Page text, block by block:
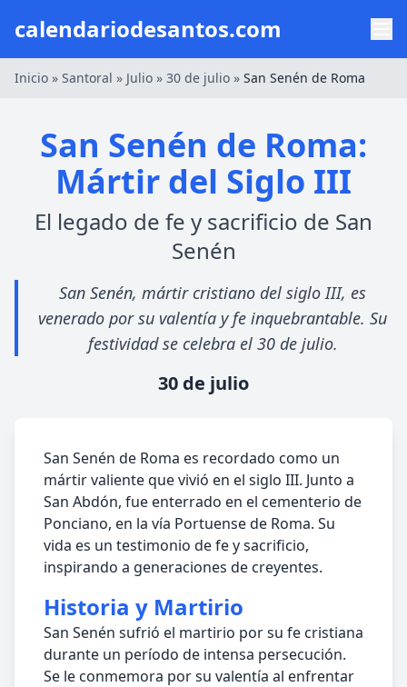
calendariodesantos.com
Inicio » Santoral » Julio » 30 de julio » San Senén de Roma
San Senén de Roma:
Mártir del Siglo III
El legado de fe y sacrificio de San
Senén
San Senén, mártir cristiano del siglo III, es
venerado por su valentía y fe inquebrantable. Su
festividad se celebra el 30 de julio.
30 de julio
San Senén de Roma es recordado como un
mártir valiente que vivió en el siglo III. Junto a
San Abdón, fue enterrado en el cementerio de
Ponciano, en la vía Portuense de Roma. Su
vida es un testimonio de fe y sacrificio,
inspirando a generaciones de creyentes.
Historia y Martirio
San Senén sufrió el martirio por su fe cristiana
durante un período de intensa persecución.
Se le conmemora por su valentía al enfrentar